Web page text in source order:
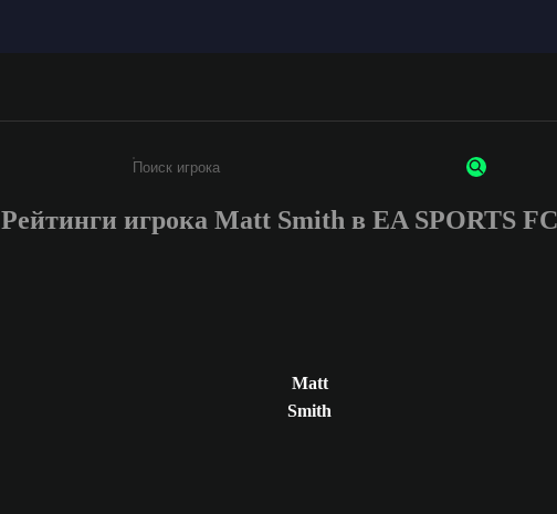
Введите не менее 3 символов или цифр
Рейтинги игрока Matt Smith в EA SPORTS
Matt
Smith